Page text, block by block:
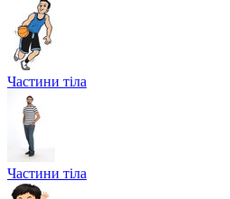
Частини тіла
Частини тіла